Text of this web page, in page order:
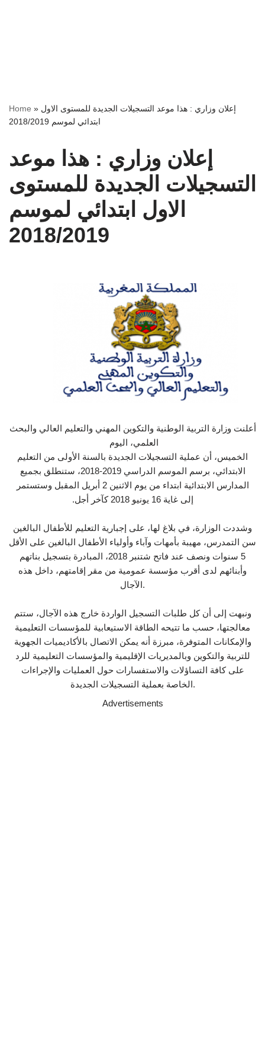
Home » إعلان وزاري : هذا موعد التسجيلات الجديدة للمستوى الاول
ابتدائي لموسم 2018/2019
إعلان وزاري : هذا موعد
التسجيلات الجديدة للمستوى
الاول ابتدائي لموسم
2018/2019
أعلنت وزارة التربية الوطنية والتكوين المهني والتعليم العالي والبحث
العلمي، اليوم
الخميس، أن عملية التسجيلات الجديدة بالسنة الأولى من التعليم
الابتدائي، برسم الموسم الدراسي 2019-2018، ستنطلق بجميع
المدارس الابتدائية ابتداء من يوم الاثنين 2 أبريل المقبل وستستمر
إلى غاية 16 يونيو 2018 كآخر أجل.
وشددت الوزارة، في بلاغ لها، على إجبارية التعليم للأطفال البالغين
سن التمدرس، مهيبة بأمهات وآباء وأولياء الأطفال البالغين على الأقل
5 سنوات ونصف عند فاتح شتنبر 2018، المبادرة بتسجيل بناتهم
وأبنائهم لدى أقرب مؤسسة عمومية من مقر إقامتهم، داخل هذه
الآجال.
ونبهت إلى أن كل طلبات التسجيل الواردة خارج هذه الآجال، ستتم
معالجتها، حسب ما تتيحه الطاقة الاستيعابية للمؤسسات التعليمية
والإمكانات المتوفرة، مبرزة أنه يمكن الاتصال بالأكاديميات الجهوية
للتربية والتكوين وبالمديريات الإقليمية والمؤسسات التعليمية للرد
على كافة التساؤلات والاستفسارات حول العمليات والإجراءات
الخاصة بعملية التسجيلات الجديدة.
Advertisements